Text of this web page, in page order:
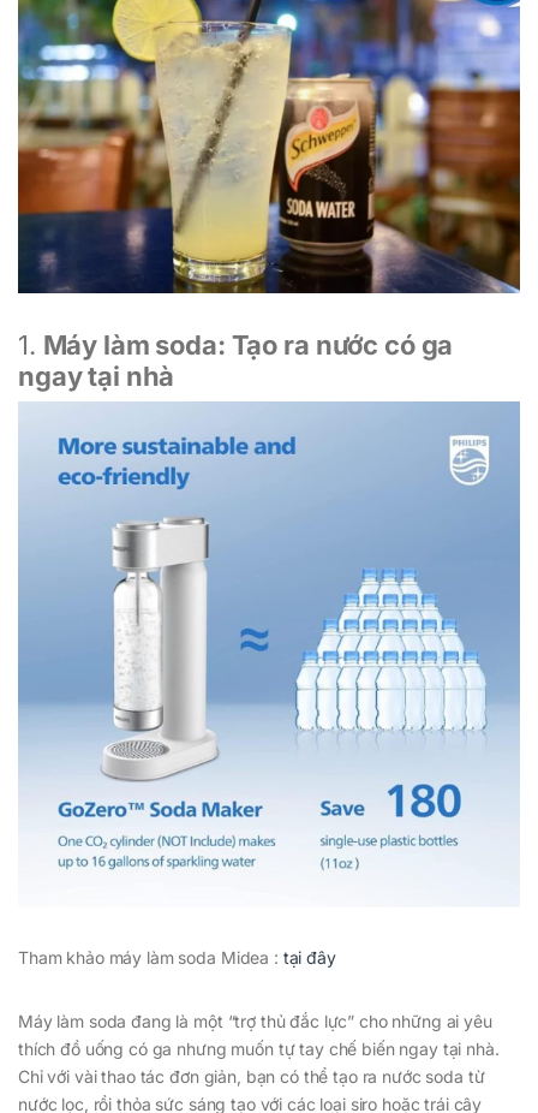
1. Máy làm soda: Tạo ra nước có ga
ngay tại nhà
Tham khảo máy làm soda Midea : tại đây
Máy làm soda đang là một “trợ thủ đắc lực” cho những ai yêu
thích đồ uống có ga nhưng muốn tự tay chế biến ngay tại nhà.
Chỉ với vài thao tác đơn giản, bạn có thể tạo ra nước soda từ
nước lọc, rồi thỏa sức sáng tạo với các loại siro hoặc trái cây